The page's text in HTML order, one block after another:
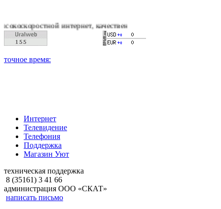
интернет, качественное цифровое и кабельное
Интернет
Телевидение
Телефония
Поддержка
Магазин Уют
техническая поддержка
8 (35161) 3 41 66
администрация ООО «СКАТ»
написать письмо